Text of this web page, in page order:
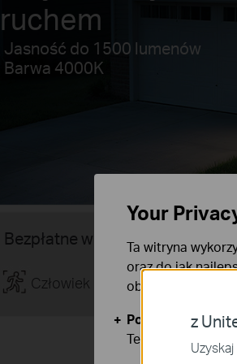
ruchem
Jasność do 1500 lumenów
Barwa 4000K
Bezpłatne wykrywanie AI
Człowiek
z
Your
Ta witryna
oraz do jak
obsługę plików
Podstawowe
Te pliki cookies